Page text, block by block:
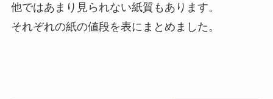
他ではあまり見られない紙質もあります。
それぞれの紙の値段を表にまとめました。